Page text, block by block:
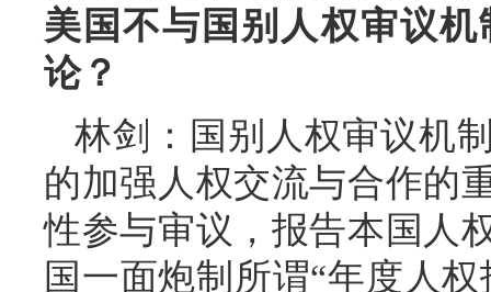
美国不与国别人权审议
论？
林剑：国别人权审议机
的加强人权交流与合作的
性参与审议，报告本国人
国一面炮制所谓“年度人